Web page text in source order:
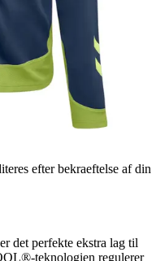
efter bekraeftelse af din
det perfekte ekstra lag til
teknologien regulerer